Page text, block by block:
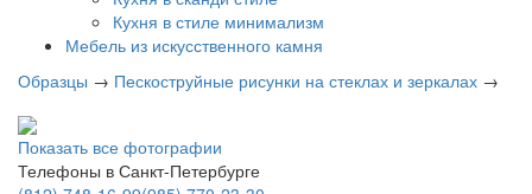
Кухня в стиле минимализм
Мебель из искусственного камня
Образцы → Пескоструйные рисунки на стеклах и зеркалах →
Показать все фотографии
Телефоны в Санкт-Петербурге